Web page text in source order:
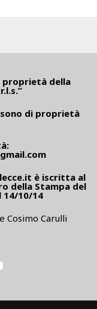
proprietà della
di proprietà
è iscritta al
della Stampa del
14/10/14
Cosimo Carulli